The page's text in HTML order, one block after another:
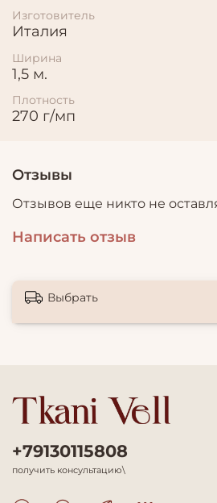
Изготовитель
Италия
Ширина
1,5 м.
Плотность
270 г/мп
Отзывы
Отзывов еще никто не
Написать отзыв
Выбрать
+79130115808
получить консультацию\